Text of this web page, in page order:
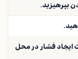
بپرهیزید.
ایجاد فشار در محل